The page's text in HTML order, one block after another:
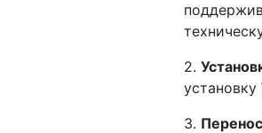
2.
3.